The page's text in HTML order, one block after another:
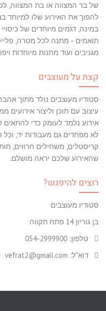
של בר המצווה או בת המצווה,
להפוך את האירוע שלו למיוחד
במינה, דגמים מיוחדים של
מגניבים ועוד מתנות מיוחדות
קצת על מעוצבים
סטודיו מעוצבים נולד מתוך
עיצוב עם תוכן וליצור אירועים
אירוע נלמד לעומק כדי להתאים
לא מפחדים גם מעבודות יד,
קריסטלים, משחילים חרוזים,
שהאירוע שלכם יראה מושלם.
רוצים להיפגש?
סטודיו מעוצבים
בן גוריון 14 פתח תקווה
טלפון: 054-2999900
דוא"ל: vefrat2@gmail.com